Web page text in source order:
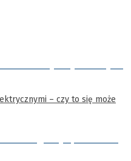
– czy to się może